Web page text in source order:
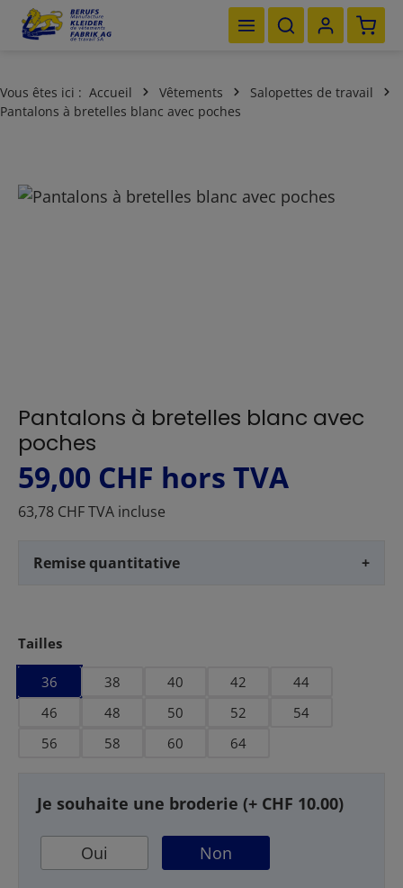
Passer au contenu principal Le
Vous êtes ici : Accueil Vêtements
Salopettes de travail
Pantalons à bretelles blanc avec poches
Ignorer la galerie d'images
Pantalons à bretelles blanc avec
poches
59,00 CHF hors TVA
63,78 CHF TVA incluse
Remise quantitative +
Sélectionnez
Tailles
36 38 40 42
44
46
48 50 52
54
56
58 60 64
Je souhaite une broderie (+ CHF 10.00)
Oui Non